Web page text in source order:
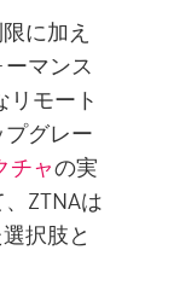
に加え
マンス
リモート
グレー
チャの実
ZTNAは
択肢と